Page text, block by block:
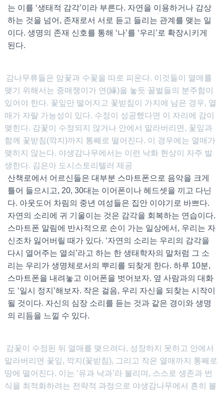
는 이를 ‘생태적 감각’이라 부른다. 자연을 이용하거나 감상
하는 것을 넘어, 존재로서 서로 듣고 들리는 관계를 맺는 일
이다. 생명의 존재 신호를 통해 ‘나’를 ‘우리’로 확장시키게
된다.
감나무류들은 암꽃과 수꽃을 따로 피운다. 이것들이 열매를
맺기 위해서는 중매쟁이가 연(緣)을 놓듯 꿀벌들의 분주함이
있어야 한다. 꽃잎만 떨어지고 꽃받침이 가지에 남은 경우, 열
매가 자랄 가능성이 있다. 수정이 성공했다면 이 자리에 감이
맺힌다. 감꽃이 수정되지 않거나 안에서 말라버리면, 꽃잎과
함께 꽃받침(깍지)까지 통째로 떨어진다. 이 경우에는 열매가
맺히지 않는다. 야생감나무에서는 이런 낙화 현상이 자주 발
생한다. 김은아 도시스토리텔러 제공
산책로에서 어르신들은 대부분 스마트폰으로 음악을 크게
틀어 들으시고, 20, 30대는 이어폰이나 헤드셋을 끼고 다닌
다. 아웃도어 차림의 중년 여성들은 집안 이야기로 바쁘다.
자연의 소리에 귀 기울이는 것은 감각을 회복하는 연습이다.
스마트폰 알림에 반사적으로 손이 가는 일상에서, 우리는 자
신조차 잃어버릴 때가 있다. ‘자연의 소리는 우리의 감각을
다시 열어주는 열쇠’라고 하는 한 생태학자의 말처럼 그 소
리는 우리가 생명체로서의 뿌리를 되찾게 한다. 하루 10분,
스마트폰을 내려놓고 이어폰을 벗어보자. 옆 사람과의 대화
도 ‘일시 정지’해보자. 작은 걸음, 우리 자신을 되찾는 시작이
될 것이다. 자신의 심장 소리를 듣는 것과 같은 경이와 생명
의 리듬을 느낄 수 있다.
감꽃이 수정된 뒤 열매를 맺으려다, 성장하지 못하고 안에서
말라버리면 꽃잎, 깍지(꽃받침), 그리고 작은 열매까지 통째로
땅에 떨어진다. 이는 ‘유과 낙과’라 불리며, 스스로 생존과 번
식을 최적화하려는 전략적 과정으로 야생감나무에서 흔히 볼